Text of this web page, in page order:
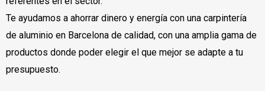
Te ayudamos a ahorrar dinero y energía con una carpintería
de aluminio en Barcelona de calidad, con una amplia gama de
productos donde poder elegir el que mejor se adapte a tu
presupuesto.